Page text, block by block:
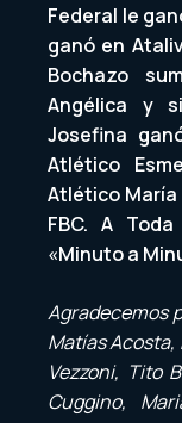
Federal le
ganó en
Bochazo
Angélica y
Josefina
Atlético
Atlético
FBC. A
«Minuto a
Agradecemos
Matías Acosta,
Vezzoni, Tito
Cuggino,